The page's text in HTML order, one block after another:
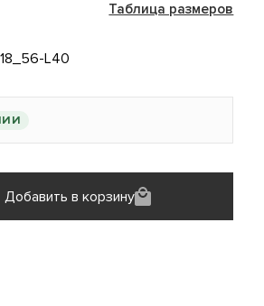
Таблица размеров
L40
Добавить в корзину